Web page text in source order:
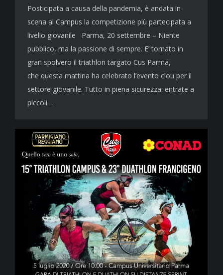
Posticipata a causa della pandemia, è andata in
scena al Campus la competizione più partecipata a
livello giovanile Parma, 20 settembre – Niente
pubblico, ma la passione di sempre. E’ tornato in
gran spolvero il triathlon targato Cus Parma,
che questa mattina ha celebrato l’evento clou per il
settore giovanile. Tutto in piena sicurezza: entrate a
piccoli…